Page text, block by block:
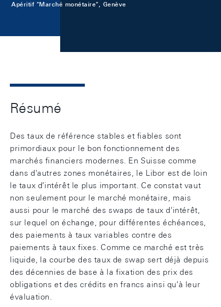
Apéritif "Marché monétaire", Genève
Résumé
Des taux de référence stables et fiables sont
primordiaux pour le bon fonctionnement des
marchés financiers modernes. En Suisse comme
dans d'autres zones monétaires, le Libor est de loin
le taux d'intérêt le plus important. Ce constat vaut
non seulement pour le marché monétaire, mais
aussi pour le marché des swaps de taux d'intérêt,
sur lequel on échange, pour différentes échéances,
des paiements à taux variables contre des
paiements à taux fixes. Comme ce marché est très
liquide, la courbe des taux de swap sert déjà depuis
des décennies de base à la fixation des prix des
obligations et des crédits en francs ainsi qu'à leur
évaluation.